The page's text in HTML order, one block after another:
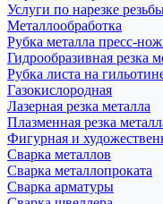
Услуги по нарезке
Металлообработка
Рубка металла пресс-
Гидрообразивная резка
Рубка листа на
Газокислородная
Лазерная резка металла
Плазменная резка
Фигурная и
Сварка металлов
Сварка металлопроката
Сварка арматуры